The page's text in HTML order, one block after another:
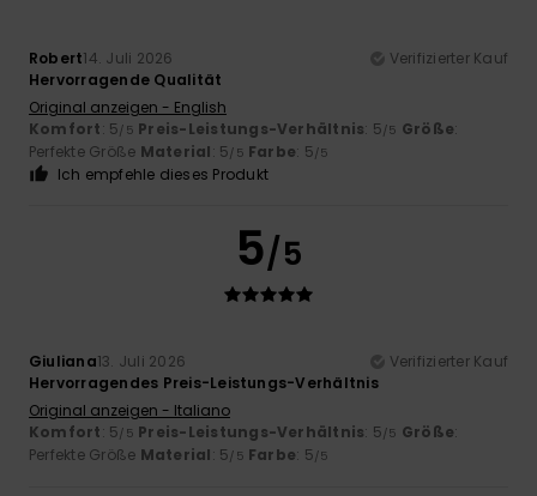
Robert14. Juli 2026
Verifizierter Kauf
Hervorragende Qualität
Original anzeigen - English
Komfort: 5/5 Preis-Leistungs-Verhältnis: 5/5 Größe:
Perfekte Größe Material: 5/5 Farbe: 5/5
Ich empfehle dieses Produkt
5/5
Giuliana13. Juli 2026
Verifizierter Kauf
Hervorragendes Preis-Leistungs-Verhältnis
Original anzeigen - Italiano
Komfort: 5/5 Preis-Leistungs-Verhältnis: 5/5 Größe:
Perfekte Größe Material: 5/5 Farbe: 5/5